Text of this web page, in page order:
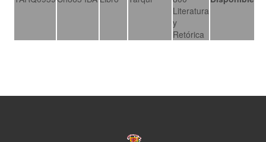
Literatura
y
Retórica